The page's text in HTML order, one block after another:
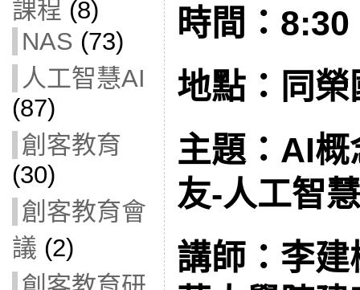
課程 (8)
NAS (73)
人工智慧AI
(87)
創客教育
(30)
創客教育會
議 (2)
時間：
地點：同榮
主題：AI
友-人工智
講師：李